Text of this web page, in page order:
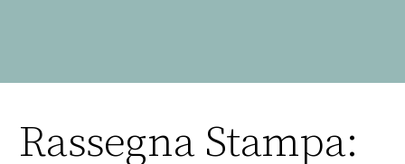
Rassegna Stampa: